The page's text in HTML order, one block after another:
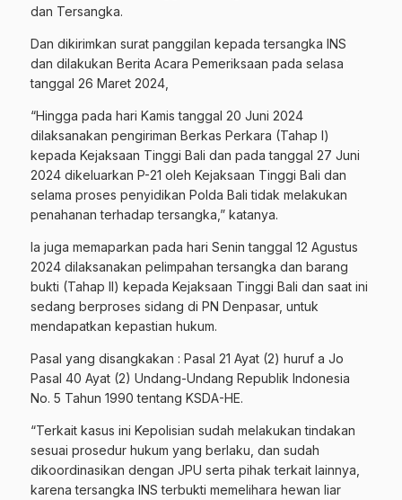
dan Tersangka.
Dan dikirimkan surat panggilan kepada tersangka INS
dan dilakukan Berita Acara Pemeriksaan pada selasa
tanggal 26 Maret 2024,
“Hingga pada hari Kamis tanggal 20 Juni 2024
dilaksanakan pengiriman Berkas Perkara (Tahap I)
kepada Kejaksaan Tinggi Bali dan pada tanggal 27 Juni
2024 dikeluarkan P-21 oleh Kejaksaan Tinggi Bali dan
selama proses penyidikan Polda Bali tidak melakukan
penahanan terhadap tersangka,” katanya.
Ia juga memaparkan pada hari Senin tanggal 12 Agustus
2024 dilaksanakan pelimpahan tersangka dan barang
bukti (Tahap II) kepada Kejaksaan Tinggi Bali dan saat ini
sedang berproses sidang di PN Denpasar, untuk
mendapatkan kepastian hukum.
Pasal yang disangkakan : Pasal 21 Ayat (2) huruf a Jo
Pasal 40 Ayat (2) Undang-Undang Republik Indonesia
No. 5 Tahun 1990 tentang KSDA-HE.
“Terkait kasus ini Kepolisian sudah melakukan tindakan
sesuai prosedur hukum yang berlaku, dan sudah
dikoordinasikan dengan JPU serta pihak terkait lainnya,
karena tersangka INS terbukti memelihara hewan liar